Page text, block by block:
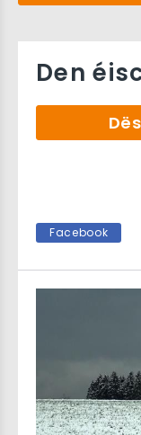
Den
Facebook